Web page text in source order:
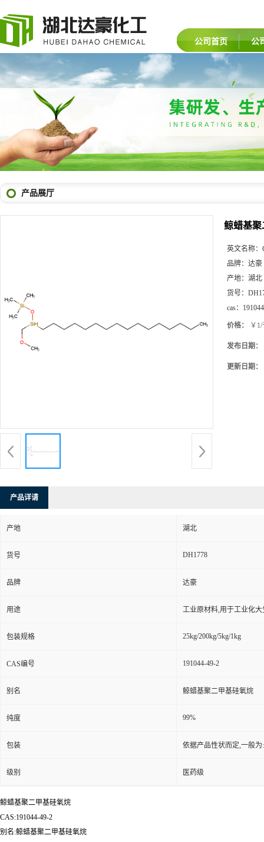
公司首页 公
产品展厅
鲸蜡基聚
英文名称：
品牌： 达豪
产地： 湖北
货号：
cas：
价格： ￥
发布日期：
更新日期：
产品详请
产地 湖北
货号 DH1778
品牌 达豪
用途 工业原材料,用于工业化大
包装规格 25kg/200kg/5kg/1kg
CAS编号 191044-49-2
别名 鲸蜡基聚二甲基硅氧烷
纯度 99%
包装 依据产品性状而定,一般
级别 医药级
鲸蜡基聚二甲基硅氧烷
CAS:191044-49-2
别名:鲸蜡基聚二甲基硅氧烷